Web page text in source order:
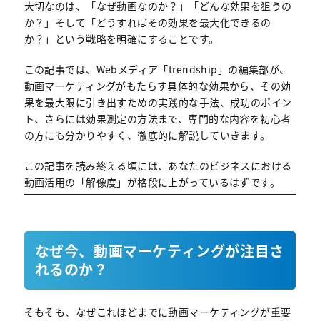
大切なのは、「なぜ動画なのか？」「どんな効果を狙うの
か？」そして「どうすればその効果を最大化できるの
か？」という戦略を明確にすることです。
この記事では、Webメディア「trendship」の編集部が、
動画マーケティングがもたらす具体的な効果から、その効
果を最大限に引き出すための実践的な手法、成功のポイン
ト、さらには効果測定の方法まで、専門的な内容を初心者
の方にも分かりやすく、徹底的に解説していきます。
この記事を読み終える頃には、あなたのビジネスにおける
動画活用の「解像度」が格段に上がっているはずです。
なぜ今、動画マーケティングが注目さ
れるのか？
そもそも、なぜこれほどまでに動画マーケティングが重要